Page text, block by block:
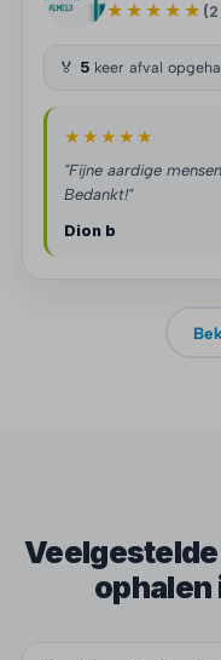
★★★★★
🏅 5 keer afval
★★★★★
"Fijne aardige
Bedankt!"
Dion b
ophalen